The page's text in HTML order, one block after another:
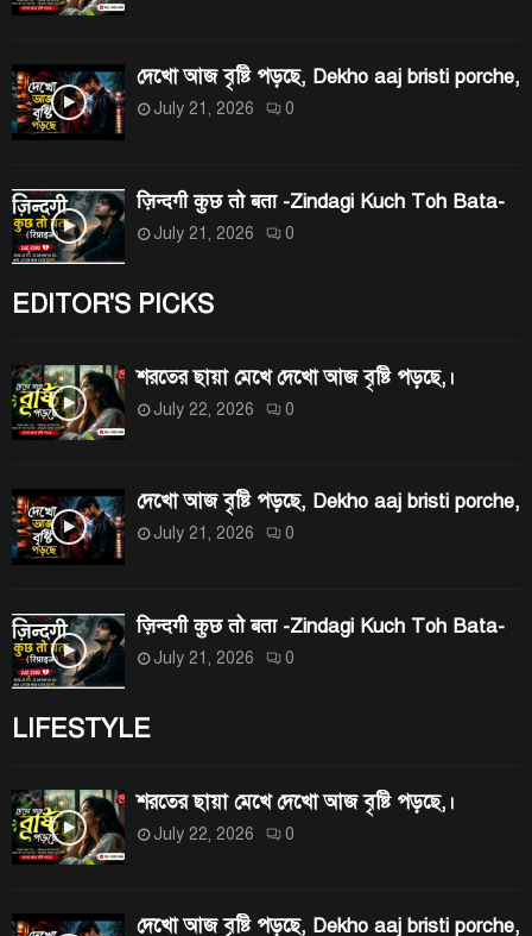
দেখো আজ বৃষ্টি পড়ছে, Dekho aaj bristi porche,
July 21, 2026 0
ज़िन्दगी कुछ तो बता -Zindagi Kuch Toh Bata-
July 21, 2026 0
EDITOR'S PICKS
শরতের ছায়া মেখে দেখো আজ বৃষ্টি পড়ছে,।
July 22, 2026 0
দেখো আজ বৃষ্টি পড়ছে, Dekho aaj bristi porche,
July 21, 2026 0
ज़िन्दगी कुछ तो बता -Zindagi Kuch Toh Bata-
July 21, 2026 0
LIFESTYLE
শরতের ছায়া মেখে দেখো আজ বৃষ্টি পড়ছে,।
July 22, 2026 0
দেখো আজ বৃষ্টি পড়ছে, Dekho aaj bristi porche,